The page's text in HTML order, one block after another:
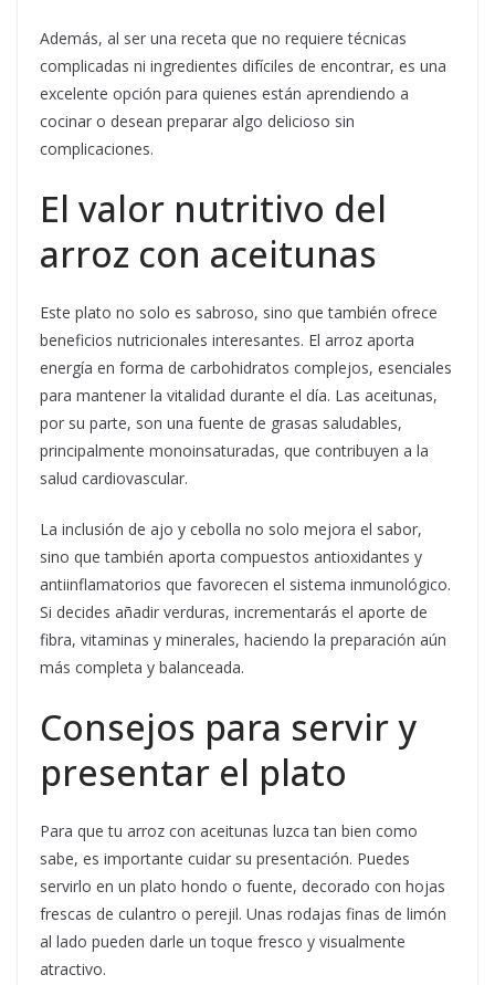
Además, al ser una receta que no requiere técnicas
complicadas ni ingredientes difíciles de encontrar, es una
excelente opción para quienes están aprendiendo a
cocinar o desean preparar algo delicioso sin
complicaciones.
El valor nutritivo del
arroz con aceitunas
Este plato no solo es sabroso, sino que también ofrece
beneficios nutricionales interesantes. El arroz aporta
energía en forma de carbohidratos complejos, esenciales
para mantener la vitalidad durante el día. Las aceitunas,
por su parte, son una fuente de grasas saludables,
principalmente monoinsaturadas, que contribuyen a la
salud cardiovascular.
La inclusión de ajo y cebolla no solo mejora el sabor,
sino que también aporta compuestos antioxidantes y
antiinflamatorios que favorecen el sistema inmunológico.
Si decides añadir verduras, incrementarás el aporte de
fibra, vitaminas y minerales, haciendo la preparación aún
más completa y balanceada.
Consejos para servir y
presentar el plato
Para que tu arroz con aceitunas luzca tan bien como
sabe, es importante cuidar su presentación. Puedes
servirlo en un plato hondo o fuente, decorado con hojas
frescas de culantro o perejil. Unas rodajas finas de limón
al lado pueden darle un toque fresco y visualmente
atractivo.